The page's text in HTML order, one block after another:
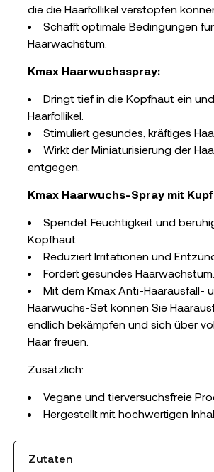
die die Haarfollikel verstopfen
Schafft optimale Bedingungen
Haarwachstum.
Kmax Haarwuchsspray:
Dringt tief in die Kopfhaut ein
Haarfollikel.
Stimuliert gesundes, kräftiges
Wirkt der Miniaturisierung der
entgegen.
Kmax Haarwuchs-Spray mit
Spendet Feuchtigkeit und
Kopfhaut.
Reduziert Irritationen und
Fördert gesundes Haarwachstum.
Mit dem Kmax Anti-Haarausfall-
Haarwuchs-Set können Sie
endlich bekämpfen und sich über
Haar freuen.
Zusätzlich:
Vegane und tierversuchsfreie
Hergestellt mit hochwertigen
Zutaten